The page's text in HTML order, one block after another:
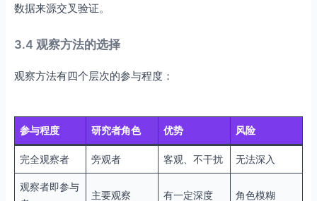
数据来源交叉验证。
3.4 观察方法的选择
观察方法有四个层次的参与程度：
参与程度 研究者角色 优势 风险
完全观察者 旁观者 客观、不干扰 无法深入
观察者即参与
主要观察 有一定深度 角色模糊